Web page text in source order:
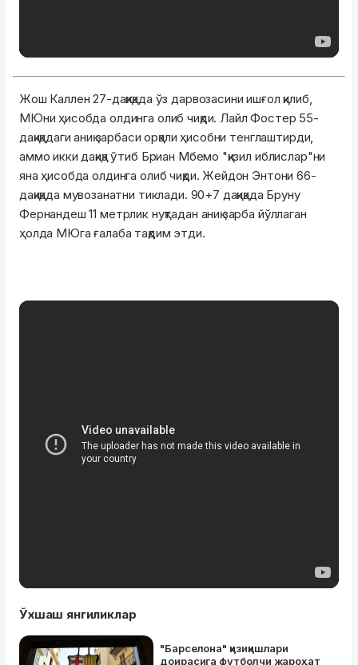
Жош Каллен 27-дақиқада ўз дарвозасини ишғол қилиб,
МЮни ҳисобда олдинга олиб чиқди. Лайл Фостер 55-
дақиқадаги аниқ зарбаси орқали ҳисобни тенглаштирди,
аммо икки дақиқа ўтиб Бриан Мбемо "қизил иблислар"ни
яна ҳисобда олдинга олиб чиқди. Жейдон Энтони 66-
дақиқада мувозанатни тиклади. 90+7 дақиқада Бруну
Фернандеш 11 метрлик нуқтадан аниқ зарба йўллаган
ҳолда МЮга ғалаба тақдим этди.
Ўхшаш янгиликлар
"Барселона" қизиқишлари
доирасига футболчи жароҳат